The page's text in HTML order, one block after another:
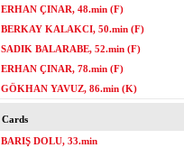
ERHAN ÇINAR, 48.min (F)
BERKAY KALAKCI, 50.min (F)
SADIK BALARABE, 52.min (F)
ERHAN ÇINAR, 78.min (F)
GÖKHAN YAVUZ, 86.min (K)
Cards
BARIŞ DOLU, 33.min